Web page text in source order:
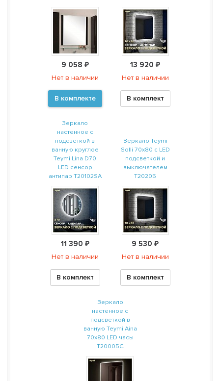
9 058 ₽
Нет в наличии
В комплекте
13 920 ₽
Нет в наличии
В комплект
Зеркало
настенное с
подсветкой в
ванную круглое
Teymi Lina D70
LED сенсор
антипар T20102SA
11 390 ₽
Нет в наличии
В комплект
Зеркало Teymi
Solli 70х80 с LED
подсветкой и
выключателем
T20205
9 530 ₽
Нет в наличии
В комплект
Зеркало
настенное с
подсветкой в
ванную Teymi Aina
70х80 LED часы
T20005С